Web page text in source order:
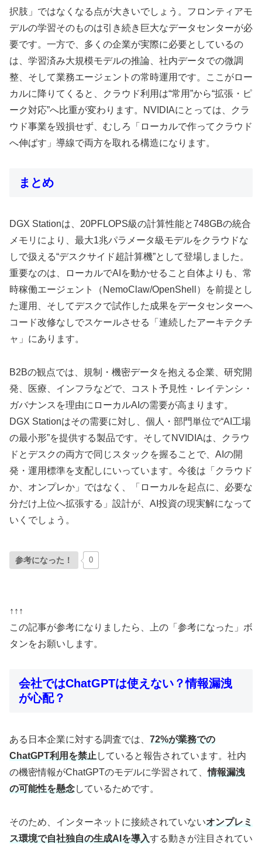
択肢」ではなくなる点が大きいでしょう。フロンティアモ
デルの学習そのものは引き続き巨大なデータセンターが必
要です。一方で、多くの企業が実際に必要としているの
は、学習済み大規模モデルの推論、社内データでの微調
整、そして業務エージェントの常時運用です。ここがロー
カルに降りてくると、クラウド利用は“常用”から“拡張・ピ
ーク対応”へ比重が変わります。NVIDIAにとっては、クラ
ウド事業を毀損せず、むしろ「ローカルで作ってクラウド
へ伸ばす」導線で両方を取れる構造になります。
まとめ
DGX Stationは、20PFLOPS級の計算性能と748GBの統合
メモリにより、最大1兆パラメータ級モデルをクラウドな
しで扱える“デスクサイド超計算機”として登場しました。
重要なのは、ローカルでAIを動かせること自体よりも、常
時稼働エージェント（NemoClaw/OpenShell）を前提とし
た運用、そしてデスクで試作した成果をデータセンターへ
コード改修なしでスケールさせる「連続したアーキテクチ
ャ」にあります。
B2Bの観点では、規制・機密データを抱える企業、研究開
発、医療、インフラなどで、コスト予見性・レイテンシ・
ガバナンスを理由にローカルAIの需要が高まります。
DGX Stationはその需要に対し、個人・部門単位で“AI工場
の最小形”を提供する製品です。そしてNVIDIAは、クラウ
ドとデスクの両方で同じスタックを握ることで、AIの開
発・運用標準を支配しにいっています。今後は「クラウド
か、オンプレか」ではなく、「ローカルを起点に、必要な
分だけ上位へ拡張する」設計が、AI投資の現実解になって
いくでしょう。
参考になった！ 0
↑↑↑
この記事が参考になりましたら、上の「参考になった」ボ
タンをお願いします。
会社ではChatGPTは使えない？情報漏洩
が心配？
ある日本企業に対する調査では、 72%が業務での
ChatGPT利用を禁止 していると報告されています。社内
の機密情報がChatGPTのモデルに学習されて、情報漏洩
の可能性を懸念しているためです。
そのため、インターネットに接続されていないオンプレミ
ス環境で自社独自の生成AIを導入する動きが注目されてい